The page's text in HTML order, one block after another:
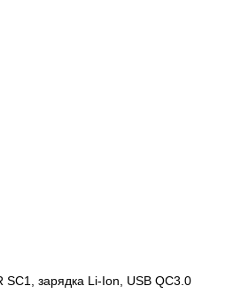
SC1, зарядка Li-Ion, USB QC3.0